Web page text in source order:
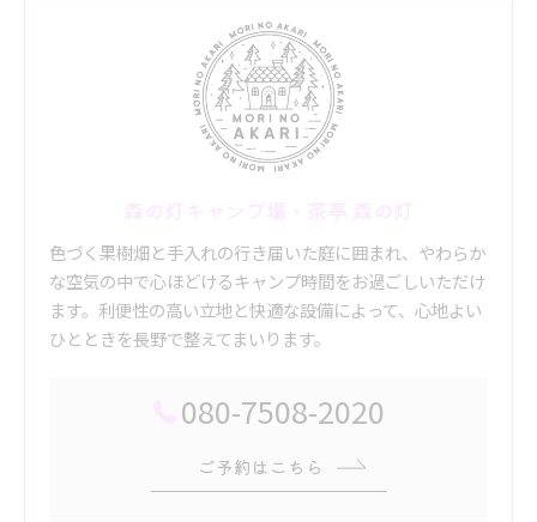
色づく果樹畑と手入れの行き届いた庭に囲まれ、やわらか
な空気の中で心ほどけるキャンプ時間をお過ごしいただけ
ます。利便性の高い立地と快適な設備によって、心地よい
ひとときを長野で整えてまいります。
080-7508-2020
ご予約はこちら